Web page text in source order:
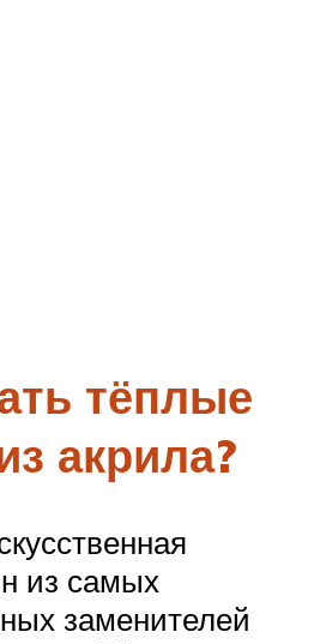
тёплые
акрила?
из самых
заменителей